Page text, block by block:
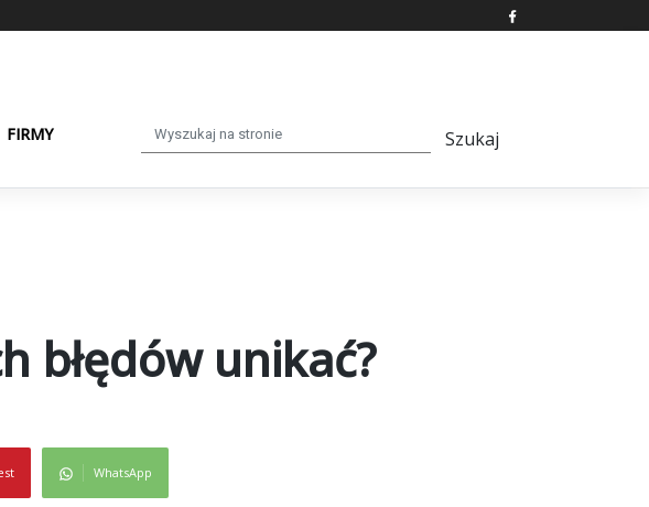
FIRMY
błędów unikać?
WhatsApp